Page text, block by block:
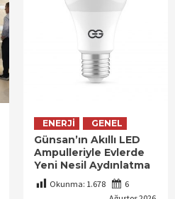
ENERJI GENEL
Günsan’ın Akıllı LED
Ampulleriyle Evlerde
Yeni Nesil Aydınlatma
Okunma: 1.678
6